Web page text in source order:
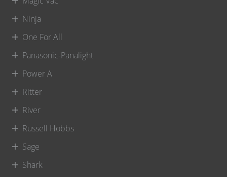
Ninja
One For All
Panasonic-Panalight
Power A
Ritter
River
Russell Hobbs
Sage
Shark